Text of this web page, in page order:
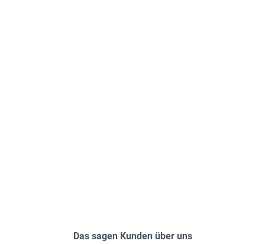
Das sagen Kunden über uns